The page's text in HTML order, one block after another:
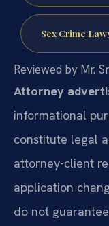
Sex Crime
Reviewed by Mr.
Attorney
informational
constitute legal
attorney-client
application
do not